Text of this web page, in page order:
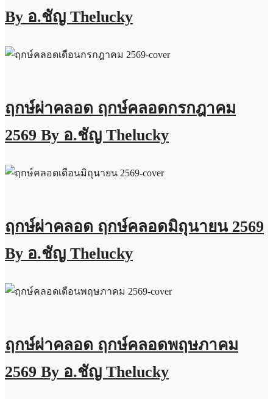
By อ.ชัญ Thelucky
ฤกษ์ผ่าคลอด ฤกษ์คลอดกรกฎาคม
2569 By อ.ชัญ Thelucky
ฤกษ์ผ่าคลอด ฤกษ์คลอดมิถุนายน 2569
By อ.ชัญ Thelucky
ฤกษ์ผ่าคลอด ฤกษ์คลอดพฤษภาคม
2569 By อ.ชัญ Thelucky